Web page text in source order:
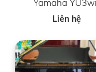
Yamaha
Liên hệ